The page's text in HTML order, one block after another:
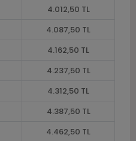
4.012,50 TL
4.087,50 TL
4.162,50 TL
4.237,50 TL
4.312,50 TL
4.387,50 TL
4.462,50 TL